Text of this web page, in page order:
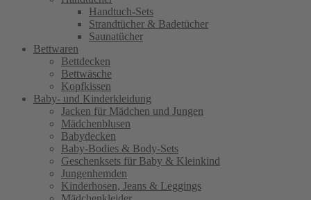
Handtuch-Sets
Strandtücher & Badetücher
Saunatücher
Bettwaren
Bettdecken
Bettwäsche
Kopfkissen
Baby- und Kinderkleidung
Jacken für Mädchen und Jungen
Mädchenblusen
Babydecken
Baby-Bodies & Body-Sets
Geschenksets für Baby & Kleinkind
Jungenhemden
Kinderhosen, Jeans & Leggings